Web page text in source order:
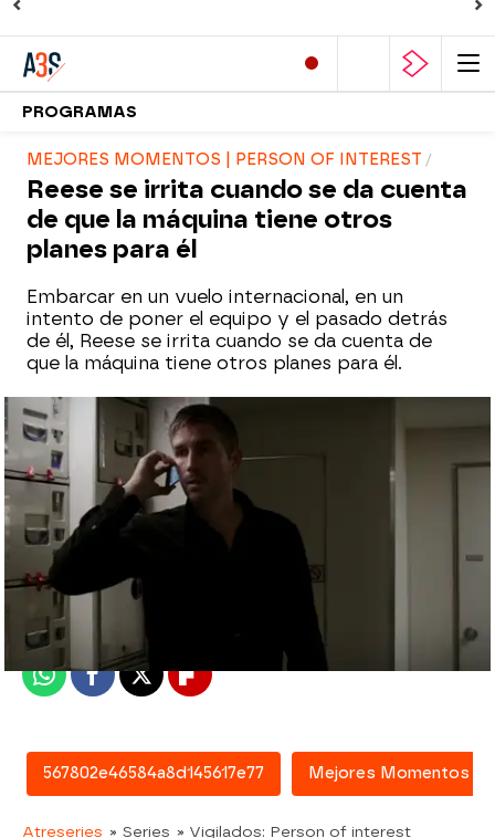
PROGRAMAS
MEJORES MOMENTOS | PERSON OF INTEREST
Reese se irrita cuando se da cuenta
de que la máquina tiene otros
planes para él
Embarcar en un vuelo internacional, en un
intento de poner el equipo y el pasado detrás
de él, Reese se irrita cuando se da cuenta de
que la máquina tiene otros planes para él.
atreseries
Madrid
Publicado:
WhatsappFacebook
X Flipboard
567802e46584a8d145617e77 Mejores Momentos
Atreseries » Series » Vigilados: Person of interest